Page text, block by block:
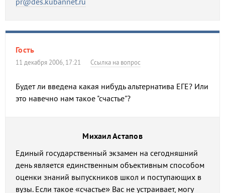
Гость
11 декабря 2006, 17:21 Ссылка на вопрос
Будет ли введена какая нибудь альтернатива ЕГЕ? Или
это навечно нам такое "счастье"?
Михаил Астапов
Единый государственный экзамен на сегодняшний
день является единственным объективным способом
оценки знаний выпускников школ и поступающих в
вузы. Если такое «счастье» Вас не устраивает, могу